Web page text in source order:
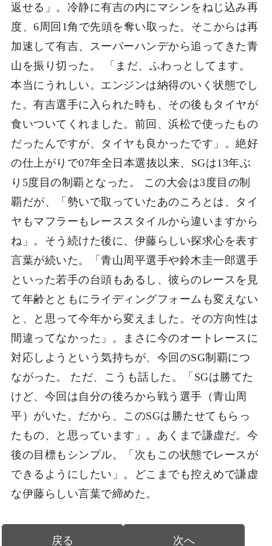
返せる」。冷静に有吉の内にマシンをねじ込み再
度、6周回1角で先頭を奪い取った。そこからは再
加速して有吉、スーパーハンデから追ってきた青
山を振り切った。 「まだ、ふわっとしてます。
本当にうれしい。エンジンは納得のいく状態でし
た。有吉選手に入られた時も、その後もタイヤが
食いついてくれました。前回、浜松で使ったもの
だったんですが、タイヤも良かったです」。絶好
の仕上がりで07年全日本選抜以来、SGは13年ぶ
り5度目の制覇となった。 この大会は3度目の制
覇だが、「勢いで取っていたあのころとは、タイ
ヤもマフラーもレーススタイルから違いますから
ね」。そう続けた後に、伊藤らしい探求心を表す
言葉が続いた。「青山周平選手や鈴木圭一郎選手
といった若手の台頭もあるし、彼らのレースを見
て年齢とともにライディングフォームも変えない
と、と思って今年から変えました。その方向性は
間違ってなかった」。まさに今のオートレースに
対応しようという気持ちが、今回のSG制覇につ
ながった。 ただ、こうも話した。「SGは勝てた
けど、今回は自分の後ろから戦う選手（青山周
平）がいた。だから、このSGは勝たせてもらっ
たもの、と思っています」。あくまで謙虚だ。今
後の目標もシンプル。「次もこの状態でレースが
できるようにしたい」。どこまでも控えめで謙虚
な伊藤らしい言葉で締めた。
戻る 次へ